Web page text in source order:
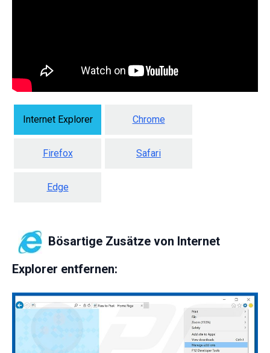
Internet Explorer Chrome
Firefox Safari
Edge
Bösartige Zusätze von Internet
Explorer entfernen: